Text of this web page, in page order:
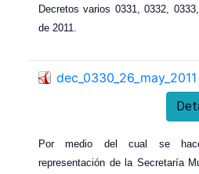
Decretos varios 0331, 0332,
de 2011.
dec_0330_26_may_2011
Por medio del cual se
representación de la Secretaría